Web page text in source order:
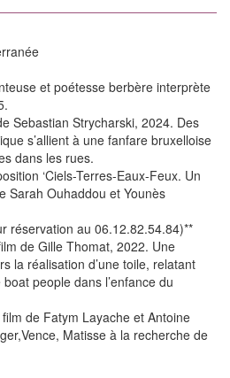
et poétesse berbère interprète
Sebastian Strycharski, 2024. Des
s’allient à une fanfare bruxelloise
dans les rues.
‘Ciels-Terres-Eaux-Feux. Un
Sarah Ouhaddou et Younès
réservation au 06.12.82.54.84)**
de Gille Thomat, 2022. Une
la réalisation d’une toile, relatant
people dans l’enfance du
film de Fatym Layache et Antoine
Matisse à la recherche de